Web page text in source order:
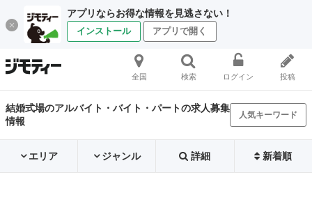
アプリならお得な情報を見逃さない！
インストール アプリで開く
全国 検索 ログイン 投稿
結婚式場のアルバイト・バイト・パートの求人募集
情報
人気キーワード
エリア ジャンル 詳細 新着順